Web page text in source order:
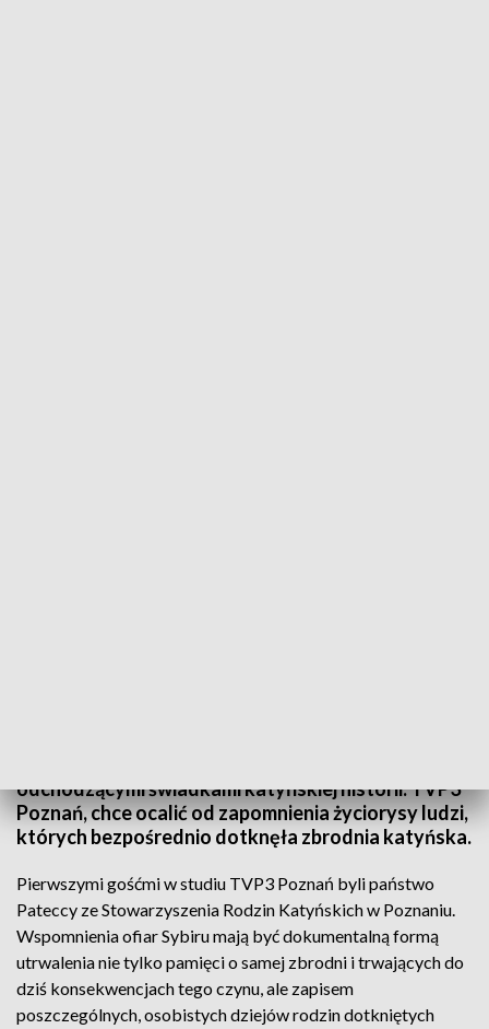
odchodzącymi świadkami katyńskiej historii. TVP3
Poznań, chce ocalić od zapomnienia życiorysy ludzi,
których bezpośrednio dotknęła zbrodnia katyńska.
Pierwszymi gośćmi w studiu TVP3 Poznań byli państwo
Pateccy ze Stowarzyszenia Rodzin Katyńskich w Poznaniu.
Wspomnienia ofiar Sybiru mają być dokumentalną formą
utrwalenia nie tylko pamięci o samej zbrodni i trwających do
dziś konsekwencjach tego czynu, ale zapisem
poszczególnych, osobistych dziejów rodzin dotkniętych